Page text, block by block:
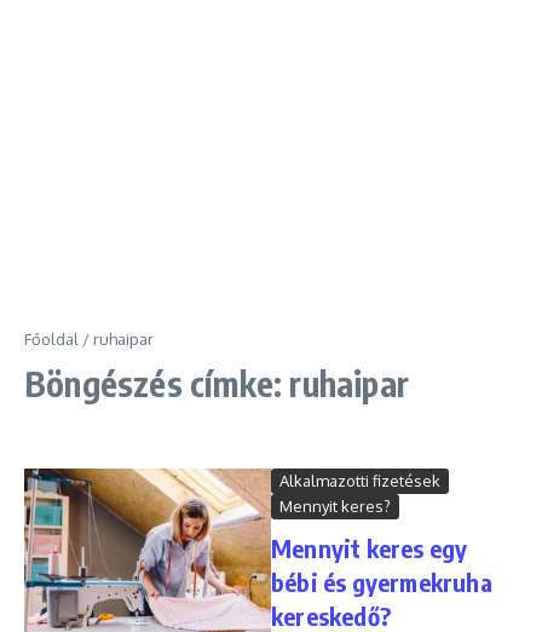
Főoldal / ruhaipar
Böngészés címke: ruhaipar
Alkalmazotti fizetések
Mennyit keres?
Mennyit keres egy
bébi és gyermekruha
kereskedő?